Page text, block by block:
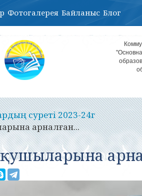
Фотогалерея Байланыс Блог
суреті 2023-24г
арналған...